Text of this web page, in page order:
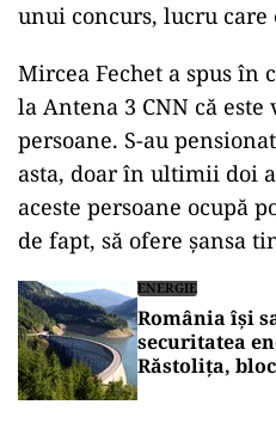
unui concurs, lucru care
Mircea Fechet a spus
la Antena 3 CNN că este
persoane. S-au
asta, doar în ultimii doi
aceste persoane ocupă
de fapt, să ofere șansa
ENERGIE
România își
securitatea
Răstolița,